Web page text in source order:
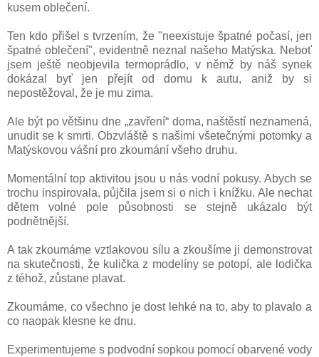
kusem oblečení.
Ten kdo přišel s tvrzením, že "neexistuje špatné počasí, jen
špatné oblečení", evidentně neznal našeho Matýska. Neboť
jsem ještě neobjevila termoprádlo, v němž by náš synek
dokázal byť jen přejít od domu k autu, aniž by si
nepostěžoval, že je mu zima.
Ale být po většinu dne „zavření“ doma, naštěstí neznamená,
unudit se k smrti. Obzvláště s našimi všetečnými potomky a
Matýskovou vášní pro zkoumání všeho druhu.
Momentální top aktivitou jsou u nás vodní pokusy. Abych se
trochu inspirovala, půjčila jsem si o nich i knížku. Ale nechat
dětem volné pole působnosti se stejně ukázalo být
podnětnější.
A tak zkoumáme vztlakovou sílu a zkoušíme ji demonstrovat
na skutečnosti, že kulička z modelíny se potopí, ale lodička
z téhož, zůstane plavat.
Zkoumáme, co všechno je dost lehké na to, aby to plavalo a
co naopak klesne ke dnu.
Experimentujeme s podvodní sopkou pomocí obarvené vody